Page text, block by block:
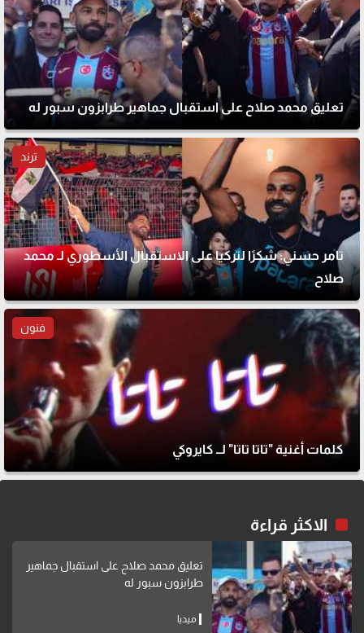
تعليق محمد صلاح على استقبال جماهير طرابزون سبور له
ترند
تامر حسني: شكرًا لتركيا على الاستقبال الأسطوري لـ محمد
صلاح
فنون
كلمات أغنية "تاتا تاتا" لــ كايروكي
الاكثر قراءة
تعليق محمد صلاح على استقبال جماهير
طرابزون سبور له
ميديا